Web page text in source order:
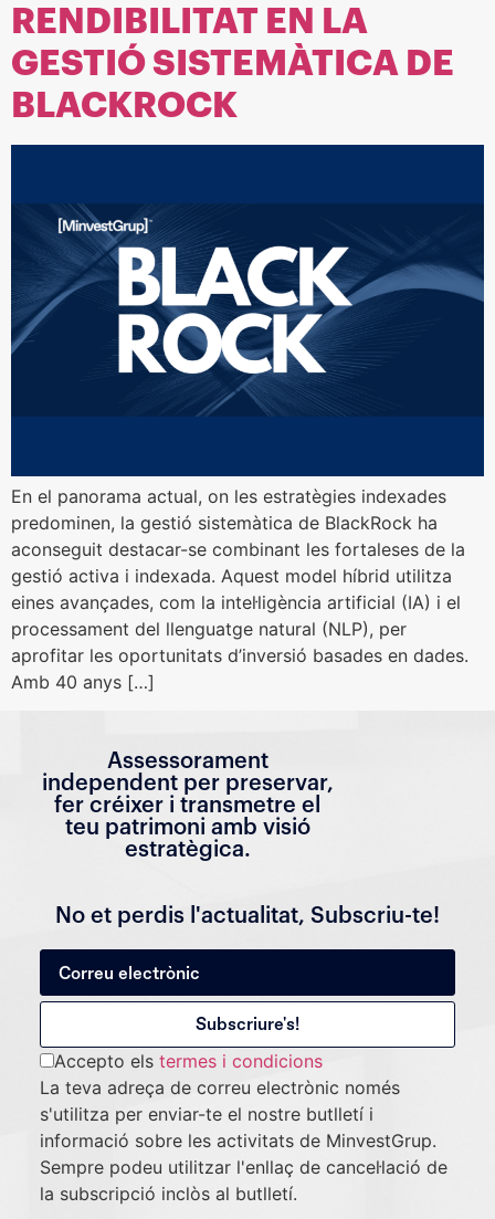
RENDIBILITAT EN LA
GESTIÓ SISTEMÀTICA DE
BLACKROCK
En el panorama actual, on les estratègies indexades
predominen, la gestió sistemàtica de BlackRock ha
aconseguit destacar-se combinant les fortaleses de la
gestió activa i indexada. Aquest model híbrid utilitza
eines avançades, com la intel·ligència artificial (IA) i el
processament del llenguatge natural (NLP), per
aprofitar les oportunitats d’inversió basades en dades.
Amb 40 anys […]
Assessorament
independent per preservar,
fer créixer i transmetre el
teu patrimoni amb visió
estratègica.
No et perdis l'actualitat, Subscriu-te!
Accepto els termes i condicions
La teva adreça de correu electrònic només
s'utilitza per enviar-te el nostre butlletí i
informació sobre les activitats de MinvestGrup.
Sempre podeu utilitzar l'enllaç de cancel·lació de
la subscripció inclòs al butlletí.